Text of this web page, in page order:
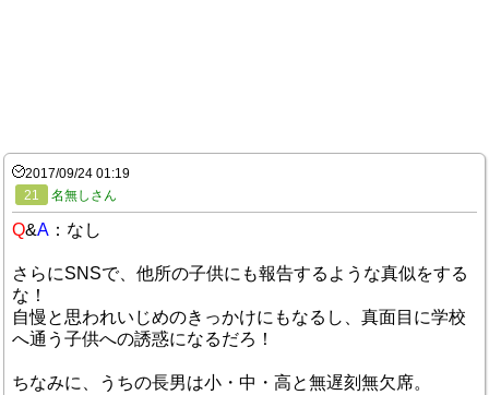
2017/09/24 01:19
21
名無しさん
Q&A ：なし
さらにSNSで、他所の子供にも報告するような真似をする
な！
自慢と思われいじめのきっかけにもなるし、真面目に学校
へ通う子供への誘惑になるだろ！
ちなみに、うちの長男は小・中・高と無遅刻無欠席。